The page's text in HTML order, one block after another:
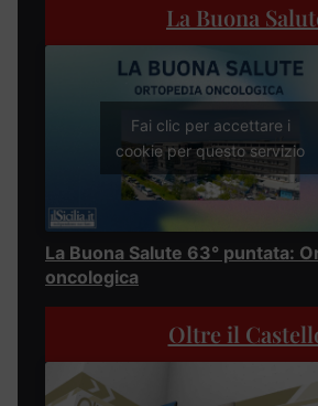
La Buona
Fai clic per accettare i
cookie per questo servizio
La Buona Salute 63° puntata:
oncologica
Oltre il